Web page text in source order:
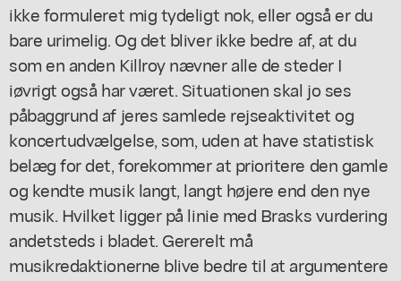
ikke formuleret mig tydeligt nok, eller også er du
bare urimelig. Og det bliver ikke bedre af, at du
som en anden Killroy nævner alle de steder I
iøvrigt også har været. Situationen skal jo ses
påbaggrund af jeres samlede rejseaktivitet og
koncertudvælgelse, som, uden at have statistisk
belæg for det, forekommer at prioritere den gamle
og kendte musik langt, langt højere end den nye
musik. Hvilket ligger på linie med Brasks vurdering
andetsteds i bladet. Gererelt må
musikredaktionerne blive bedre til at argumentere